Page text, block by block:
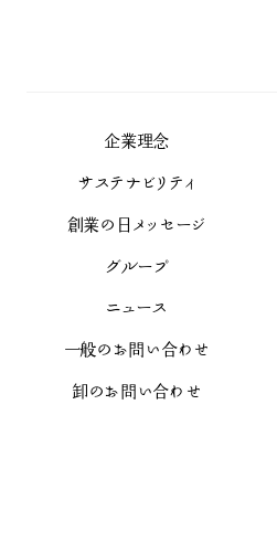
企業理念
サステナビリティ
創業の日メッセージ
グループ
ニュース
一般のお問い合わせ
卸のお問い合わせ